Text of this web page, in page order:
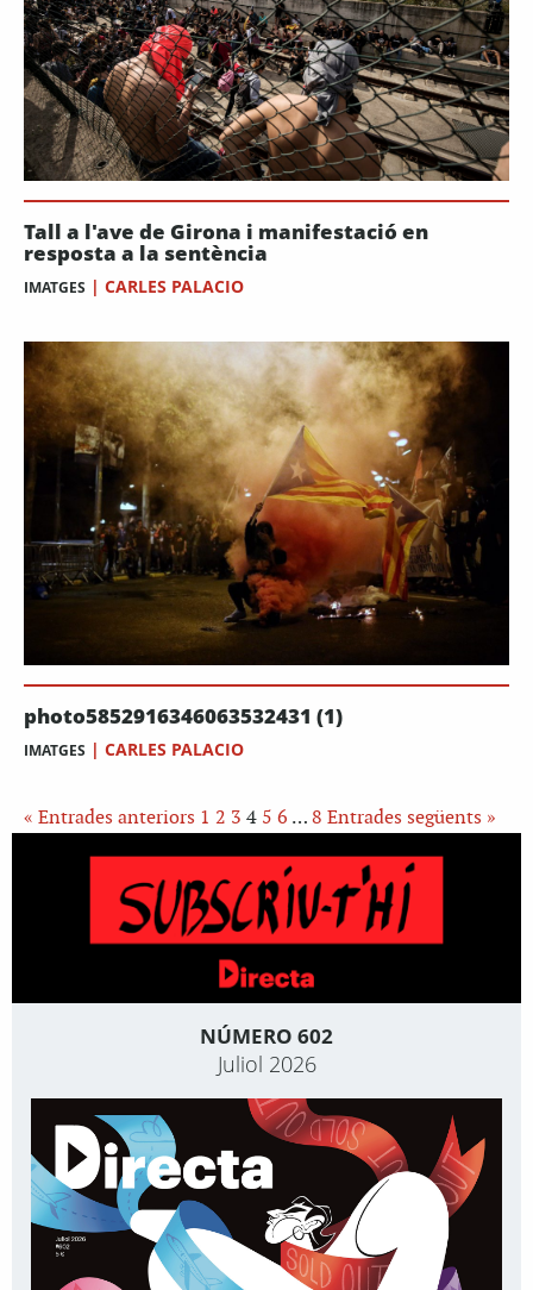
Tall a l'ave de Girona i manifestació en
resposta a la sentència
IMATGES | CARLES PALACIO
photo5852916346063532431 (1)
IMATGES | CARLES PALACIO
« Entrades anteriors 1 2 3 4 5 6 … 8 Entrades següents »
NÚMERO 602
Juliol 2026